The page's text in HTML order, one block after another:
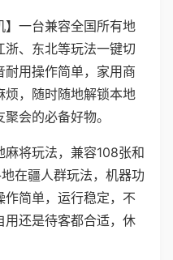
】一台兼容全国所有地
、东北等玩法一键切
用操作简单，家用商
烦，随时随地解锁本地
会的必备好物。
将玩法，兼容108张和
在疆人群玩法，机器功
简单，运行稳定，不
用还是待客都合适，休